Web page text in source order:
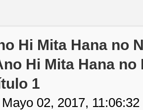
Hi Mita Hana no
Hi Mita Hana
1
Mayo 02, 2017,